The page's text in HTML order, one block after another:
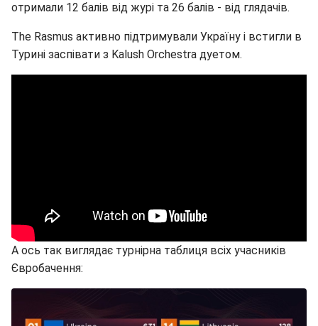
отримали 12 балів від журі та 26 балів - від глядачів.
The Rasmus активно підтримували Україну і встигли в
Турині заспівати з Kalush Orchestra дуетом.
А ось так виглядає турнірна таблиця всіх учасників
Євробачення: